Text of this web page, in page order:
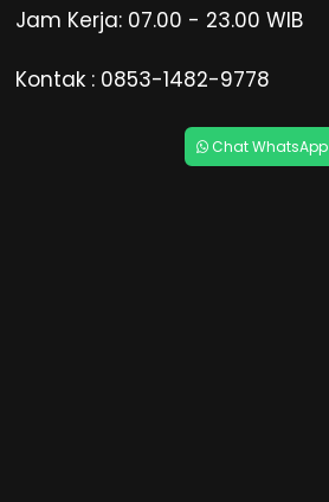
Jam Kerja: 07.00 - 23.00 WIB
Kontak : 0853-1482-9778
Chat WhatsApp